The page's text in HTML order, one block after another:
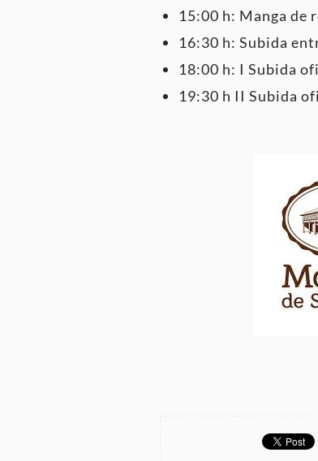
15:00 h: Manga de
16:30 h: Subida
18:00 h: I Subida
19:30 h II Subida